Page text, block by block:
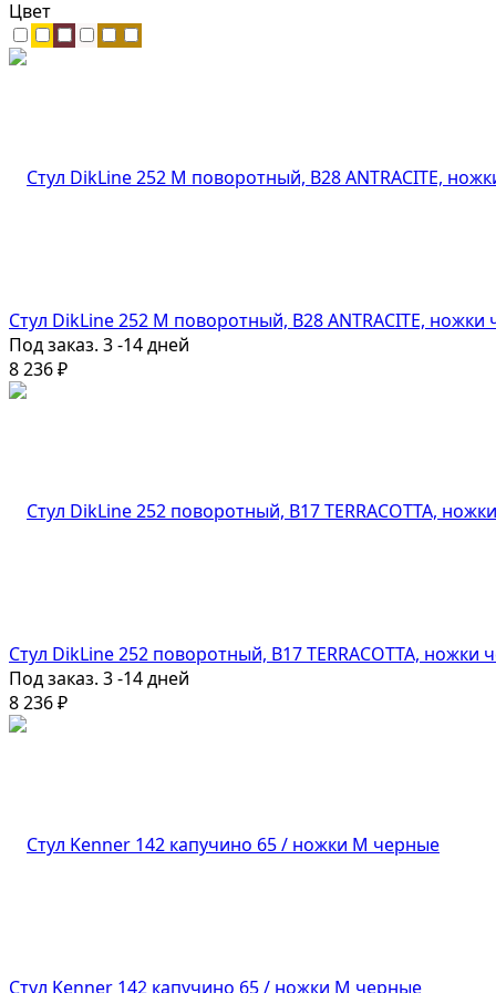
Цвет
Стул DikLine 252 М поворотный, B28 ANTRACITE, ножки
Под заказ. 3 -14 дней
8 236 ₽
Стул DikLine 252 поворотный, B17 TERRACOTTA, ножки
Под заказ. 3 -14 дней
8 236 ₽
Стул Kenner 142 капучино 65 / ножки М черные